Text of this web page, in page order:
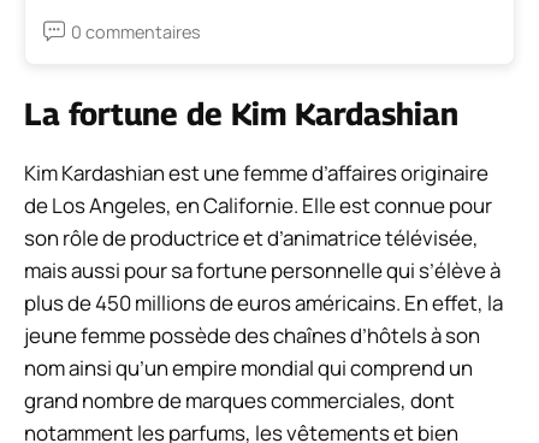
0 commentaires
La fortune de Kim Kardashian
Kim Kardashian est une femme d’affaires originaire
de Los Angeles, en Californie. Elle est connue pour
son rôle de productrice et d’animatrice télévisée,
mais aussi pour sa fortune personnelle qui s’élève à
plus de 450 millions de euros américains. En effet, la
jeune femme possède des chaînes d’hôtels à son
nom ainsi qu’un empire mondial qui comprend un
grand nombre de marques commerciales, dont
notamment les parfums, les vêtements et bien